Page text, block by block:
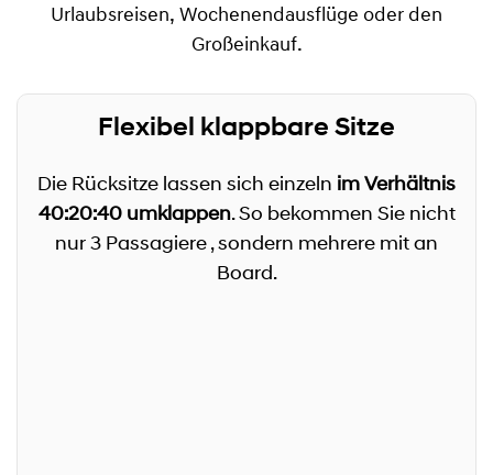
Urlaubsreisen, Wochenendausflüge oder den
Großeinkauf.
Flexibel klappbare Sitze
Die Rücksitze lassen sich einzeln im Verhältnis
40:20:40 umklappen. So bekommen Sie nicht
nur 3 Passagiere , sondern mehrere mit an
Board.